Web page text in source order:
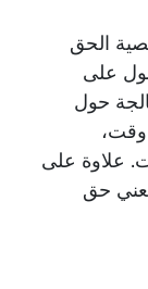
الحق
على
حول
وقت،
علاوة على
حق